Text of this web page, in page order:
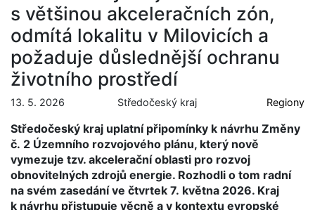
s většinou akceleračních zón,
odmítá lokalitu v Milovicích a
požaduje důslednější ochranu
životního prostředí
13. 5. 2026 Středočeský kraj Regiony
Středočeský kraj uplatní připomínky k návrhu Změny
č. 2 Územního rozvojového plánu, který nově
vymezuje tzv. akcelerační oblasti pro rozvoj
obnovitelných zdrojů energie. Rozhodli o tom radní
na svém zasedání ve čtvrtek 7. května 2026. Kraj
k návrhu přistupuje věcně a v kontextu evropské